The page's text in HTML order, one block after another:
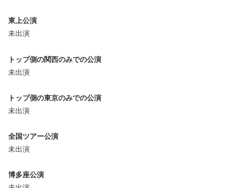
東上公演
未出演
トップ側の関西のみでの公演
未出演
トップ側の東京のみでの公演
未出演
全国ツアー公演
未出演
博多座公演